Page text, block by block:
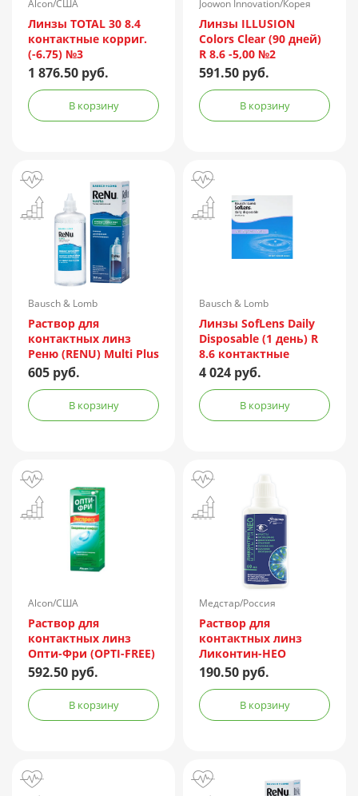
Alcon/США
Линзы TOTAL 30 8.4
контактные корриг.
(-6.75) №3
1 876.50 руб.
В корзину
Joowon Innovation/Корея
Линзы ILLUSION
Colors Clear (90 дней)
R 8.6 -5,00 №2
591.50 руб.
В корзину
Bausch & Lomb
Incorporated/Италия
Раствор для
контактных линз
Реню (RENU) Multi Plus
360мл + контейнер
605 руб.
В корзину
Bausch & Lomb
Линзы SofLens Daily
Disposable (1 день) R
8.6 контактные
мягкие корриг. -1,50
4 024 руб.
В корзину
Alcon/США
Раствор для
контактных линз
Опти-Фри (OPTI-FREE)
Express 355мл +
контейнер
592.50 руб.
В корзину
Медстар/Россия
Раствор для
контактных линз
Ликонтин-НЕО
Мульти 60мл
190.50 руб.
В корзину